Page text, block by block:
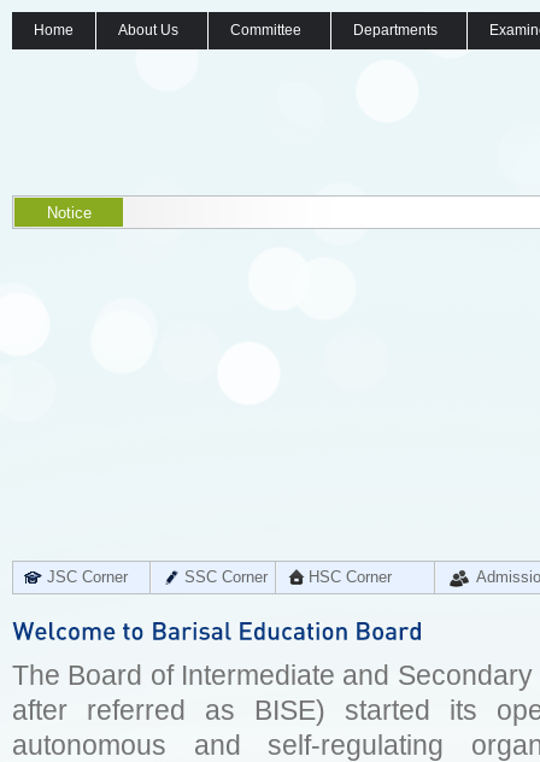
Home About Us Committee Departments
Notice
JSC Corner SSC Corner HSC Corner
The Board of Intermediate and
after referred as BISE) started its
autonomous and self-regulating